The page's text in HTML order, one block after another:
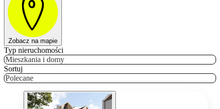
Zobacz na mapie
Typ nieruchomości
Mieszkania i domy
Sortuj
Polecane